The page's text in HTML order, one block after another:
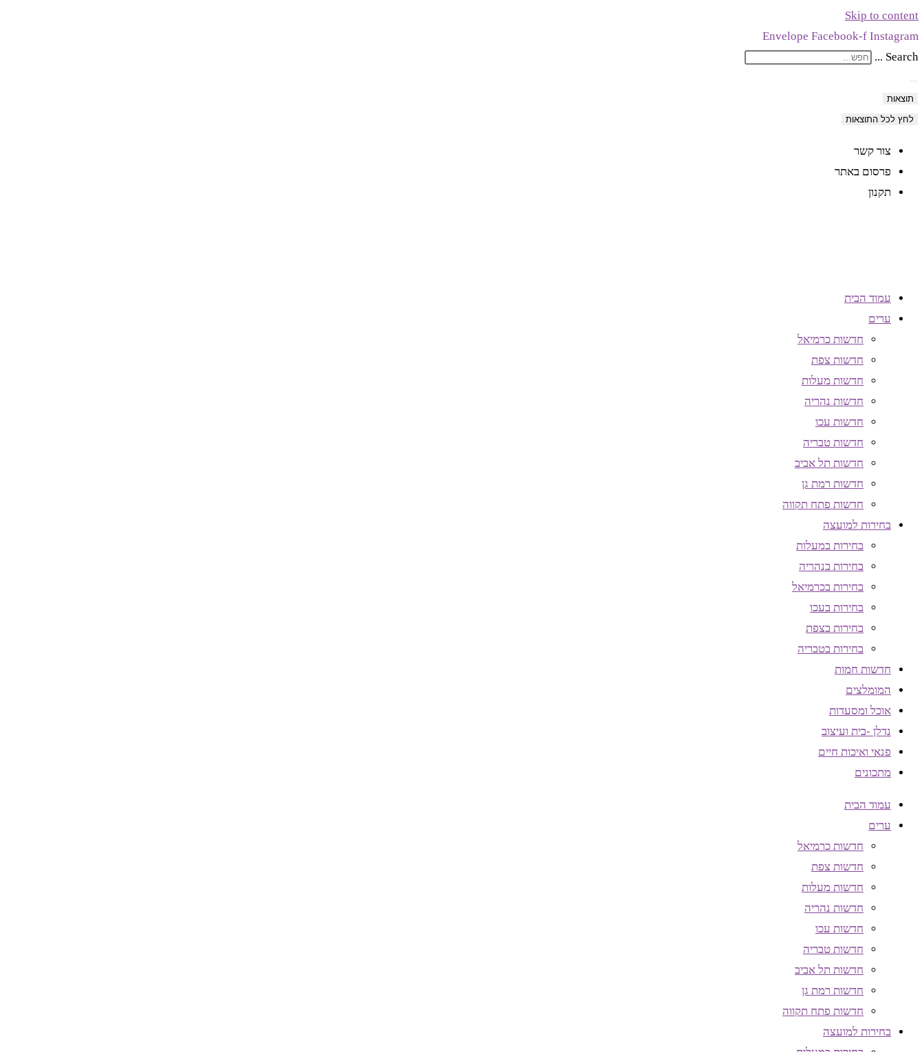
לתוכן
Skip to content
Envelope Facebook-f Instagram
Search ...
תוצאות
לחץ לכל התוצאות
צור קשר
פרסום באתר
תקנון
עמוד הבית
ערים
חדשות כרמיאל
חדשות צפת
חדשות מעלות
חדשות נהריה
חדשות עכו
חדשות טבריה
חדשות תל אביב
חדשות רמת גן
חדשות פתח תקווה
בחירות למועצה
בחירות במעלות
בחירות בנהריה
בחירות בכרמיאל
בחירות בעכו
בחירות בצפת
בחירות בטבריה
חדשות חמות
המומלצים
אוכל ומסעדות
נדלן -בית ועיצוב
פנאי ואיכות חיים
מתכונים
עמוד הבית
ערים
חדשות כרמיאל
חדשות צפת
חדשות מעלות
חדשות נהריה
חדשות עכו
חדשות טבריה
חדשות תל אביב
חדשות רמת גן
חדשות פתח תקווה
בחירות למועצה